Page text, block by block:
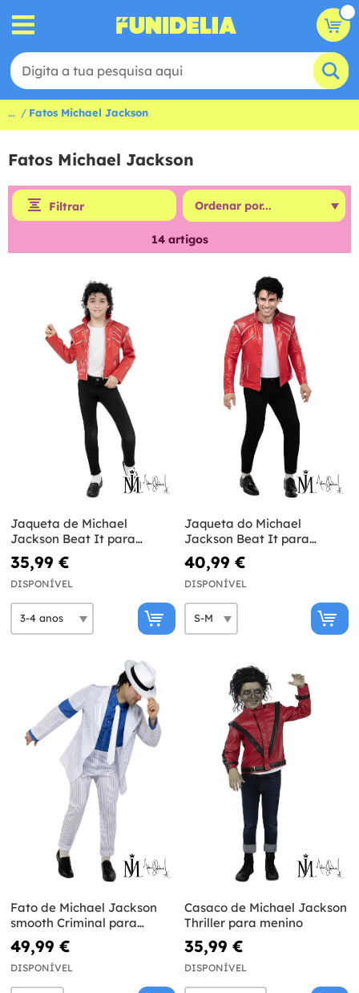
... Fatos Michael Jackson
Fatos Michael Jackson
Filtrar
14artigos
Jaqueta de Michael
Jackson Beat It para
criança
35,99 €
DISPONÍVEL
Jaqueta do Michael
Jackson Beat It para
adulto
40,99 €
DISPONÍVEL
Fato de Michael Jackson
smooth Criminal para
adulto
49,99 €
DISPONÍVEL
Casaco de Michael Jackson
Thriller para menino
35,99 €
DISPONÍVEL